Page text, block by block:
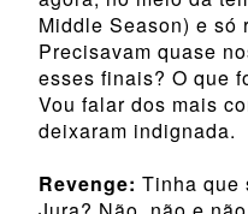
Middle Season) e só
Precisavam quase
esses finais? O que
Vou falar dos mais
deixaram indignada.
Revenge: Tinha que